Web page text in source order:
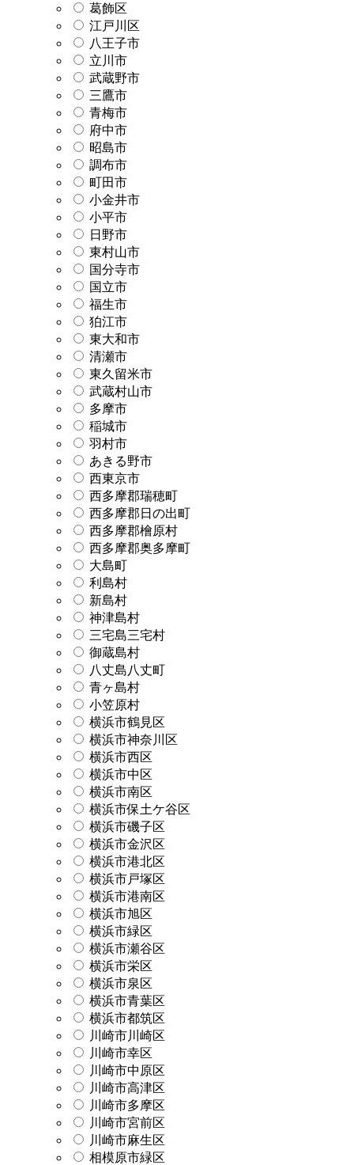
葛飾区
江戸川区
八王子市
立川市
武蔵野市
三鷹市
青梅市
府中市
昭島市
調布市
町田市
小金井市
小平市
日野市
東村山市
国分寺市
国立市
福生市
狛江市
東大和市
清瀬市
東久留米市
武蔵村山市
多摩市
稲城市
羽村市
あきる野市
西東京市
西多摩郡瑞穂町
西多摩郡日の出町
西多摩郡檜原村
西多摩郡奥多摩町
大島町
利島村
新島村
神津島村
三宅島三宅村
御蔵島村
八丈島八丈町
青ヶ島村
小笠原村
横浜市鶴見区
横浜市神奈川区
横浜市西区
横浜市中区
横浜市南区
横浜市保土ケ谷区
横浜市磯子区
横浜市金沢区
横浜市港北区
横浜市戸塚区
横浜市港南区
横浜市旭区
横浜市緑区
横浜市瀬谷区
横浜市栄区
横浜市泉区
横浜市青葉区
横浜市都筑区
川崎市川崎区
川崎市幸区
川崎市中原区
川崎市高津区
川崎市多摩区
川崎市宮前区
川崎市麻生区
相模原市緑区